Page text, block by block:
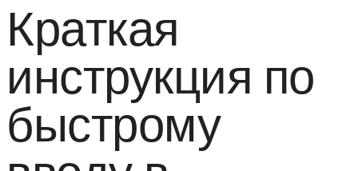
Краткая
инструкция по
быстрому